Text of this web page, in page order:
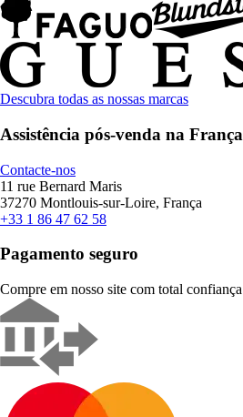
Descubra todas as nossas marcas
Assistência pós-venda na França
Contacte-nos
11 rue Bernard Maris
37270 Montlouis-sur-Loire, França
+33 1 86 47 62 58
Pagamento seguro
Compre em nosso site com total confiança